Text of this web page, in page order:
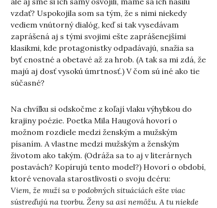
vzdať? Uspokojila som sa tým, že s nimi niekedy
vediem vnútorný dialóg, keď si tak vysedávam
zaprášená aj s tými svojimi ešte zaprášenejšími
klasikmi, kde protagonistky odpadávajú, snažia sa
byť cnostné a obetavé až za hrob. (A tak sa mi zdá, že
majú aj dosť vysokú úmrtnosť.) V čom sú iné ako tie
súčasné?
Na chvíľku si odskočme z koľají vlaku výhybkou do
krajiny poézie. Poetka Mila Haugová hovorí o
možnom rozdiele medzi ženským a mužským
písaním. A vlastne medzi mužským a ženským
životom ako takým. (Odráža sa to aj v literárnych
postavách? Kopírujú tento model?) Hovorí o období,
ktoré venovala starostlivosti o svoju dcéru:
Viem, že muži sa v podobných situáciách ešte viac
sústreďujú na tvorbu. Ženy sa asi nemôžu. A tu niekde